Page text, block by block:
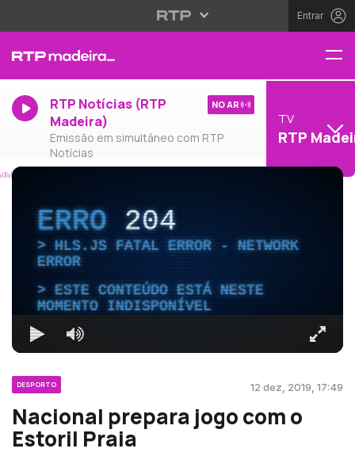
Entrar
RTP Notícias (RTP
Madeira)
Emissão em simultâneo com RTP
Notícias
NO AR
TV
RTP
ERRO204
HLS.JS FATAL ERROR - NETWORK
ERROR
ESTE CONTEÚDO ESTÁ NESTE
MOMENTO INDISPONÍVEL
DESPORTO 12 dez, 2019, 17:49
Nacional prepara jogo com o
Estoril Praia